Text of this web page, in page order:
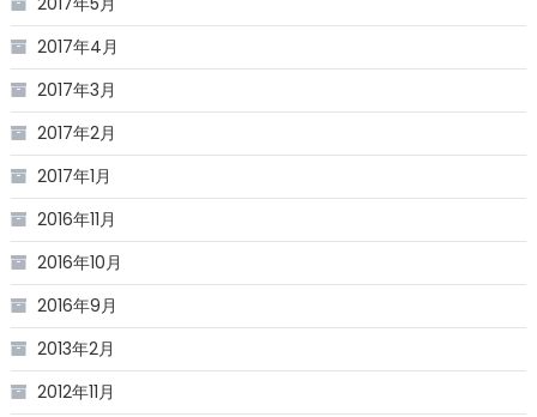
2017年4月
2017年3月
2017年2月
2017年1月
2016年11月
2016年10月
2016年9月
2013年2月
2012年11月